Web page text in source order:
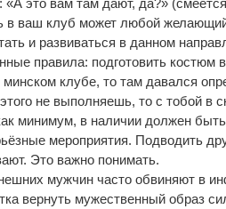
в ваш клуб может любой
и развиваться в данном
правила: подготовить костюм
клубе, то там давался
не выполняешь, то с тобой в
минимум, в наличии должен
мероприятия. Подводить
Это важно понимать.
мужчин часто обвиняют в
вернуть мужественный образ